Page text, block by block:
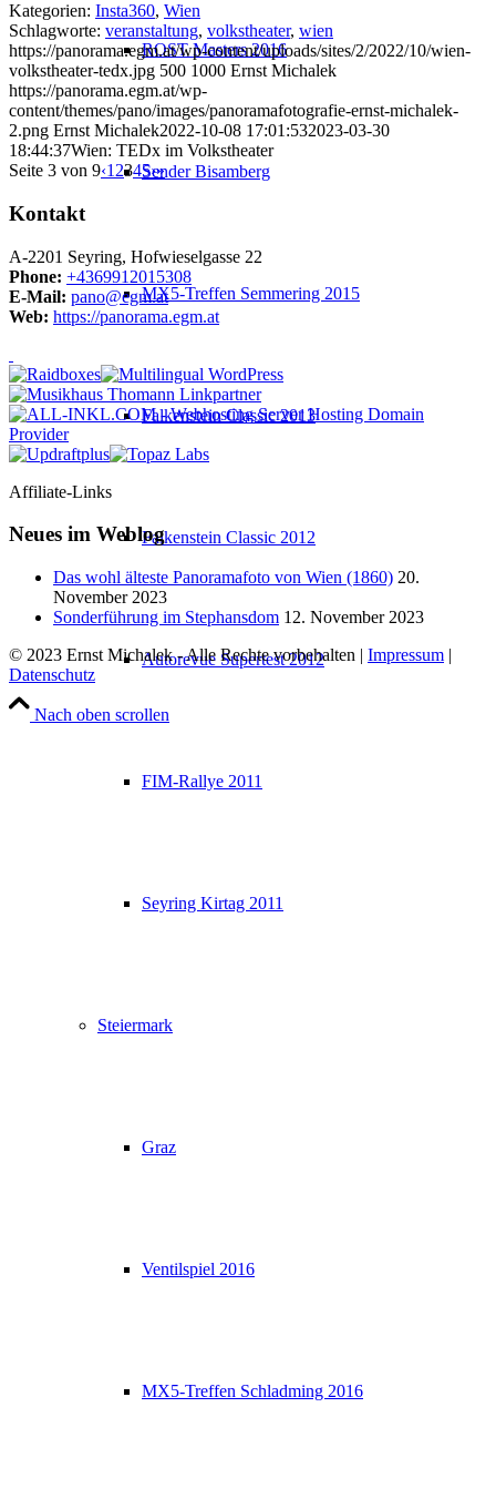
ROST Masters 2016
Sender Bisamberg
MX5-Treffen Semmering 2015
Falkenstein Classic 2013
Falkenstein Classic 2012
Autorevue Supertest 2012
FIM-Rallye 2011
Seyring Kirtag 2011
Steiermark
Graz
Ventilspiel 2016
MX5-Treffen Schladming 2016
Kategorien: Insta360, Wien
Schlagworte: veranstaltung, volkstheater, wien
https://panorama.egm.at/wp-content/uploads/sites/2/2022/10/wien-
volkstheater-tedx.jpg 500 1000 Ernst Michalek
https://panorama.egm.at/wp-
content/themes/pano/images/panoramafotografie-ernst-michalek-
2.png Ernst Michalek2022-10-08 17:01:532023-03-30
18:44:37Wien: TEDx im Volkstheater
Seite 3 von 9‹1 2345›»
Kontakt
A-2201 Seyring, Hofwieselgasse 22
Phone: +4369912015308
E-Mail: pano@egm.at
Web: https://panorama.egm.at
Affiliate-Links
Neues im Weblog
Das wohl älteste Panoramafoto von Wien (1860) 20.
November 2023
Sonderführung im Stephansdom 12. November 2023
© 2023 Ernst Michalek - Alle Rechte vorbehalten | Impressum |
Datenschutz
Nach oben scrollen